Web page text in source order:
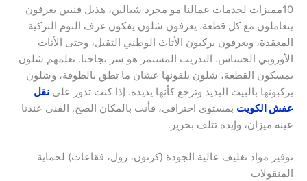
10مميزات لخدمات عمالنا مو مجرد شيالين، هذيل فنيين يعرفون
يتعاملون مع كل قطعة. يعرفون شلون يفكون غرف النوم التركية
المعقدة، ويعرفون يركبون الأثاث الوطني الثقيل، وحتى الأثاث
الأوروبي الحساس. التدريب المستمر هو سر نجاحنا. نعلمهم شلون
يمسكون القطعة، شلون يلفونها عشان ما تطق بالطوفة، وشلون
يركبونها بالبيت اليديد وترجع كأنها يديدة. إذا كنت تدور على نقل
عفش الكويت بمستوى احترافي، فأنت بالمكان الصح. الفني عندنا
عينه ميزان، وإيده تتلف بحرير.
توفير مواد تغليف عالية الجودة (كرتون، رول، فقاعات) لحماية
المنقولات